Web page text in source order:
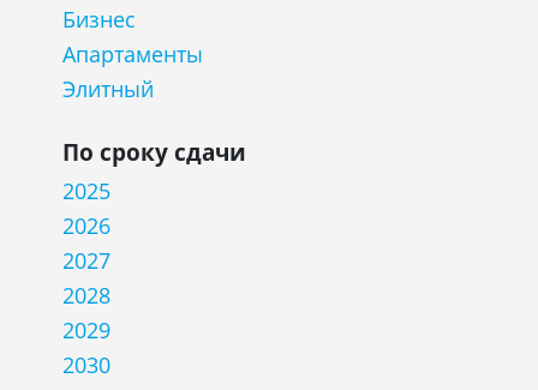
Бизнес
Апартаменты
Элитный
По сроку сдачи
2025
2026
2027
2028
2029
2030